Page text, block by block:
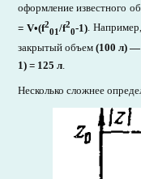
оформление известного
= V•(f2
01/f2
0-1).
закрытый объем(100 л)
1) = 125 л.
Несколько сложнее